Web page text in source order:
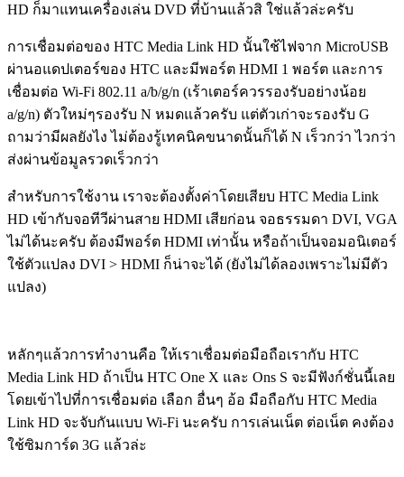
HD ก็มาแทนเครื่องเล่น DVD ที่บ้านแล้วสิ ใช่แล้วล่ะครับ
การเชื่อมต่อของ HTC Media Link HD นั้นใช้ไฟจาก MicroUSB
ผ่านอแดปเตอร์ของ HTC และมีพอร์ต HDMI 1 พอร์ต และการ
เชื่อมต่อ Wi-Fi 802.11 a/b/g/n (เร้าเตอร์ควรรองรับอย่างน้อย
a/g/n) ตัวใหม่ๆรองรับ N หมดแล้วครับ แต่ตัวเก่าจะรองรับ G
ถามว่ามีผลยังไง ไม่ต้องรู้เทคนิคขนาดนั้นก็ได้ N เร็วกว่า ไวกว่า
ส่งผ่านข้อมูลรวดเร็วกว่า
สำหรับการใช้งาน เราจะต้องตั้งค่าโดยเสียบ HTC Media Link
HD เข้ากับจอทีวีผ่านสาย HDMI เสียก่อน จอธรรมดา DVI, VGA
ไม่ได้นะครับ ต้องมีพอร์ต HDMI เท่านั้น หรือถ้าเป็นจอมอนิเตอร์
ใช้ตัวแปลง DVI > HDMI ก็น่าจะได้ (ยังไม่ได้ลองเพราะไม่มีตัว
แปลง)
หลักๆแล้วการทำงานคือ ให้เราเชื่อมต่อมือถือเรากับ HTC
Media Link HD ถ้าเป็น HTC One X และ Ons S จะมีฟังก์ชั่นนี้เลย
โดยเข้าไปที่การเชื่อมต่อ เลือก อื่นๆ อ้อ มือถือกับ HTC Media
Link HD จะจับกันแบบ Wi-Fi นะครับ การเล่นเน็ต ต่อเน็ต คงต้อง
ใช้ซิมการ์ด 3G แล้วล่ะ